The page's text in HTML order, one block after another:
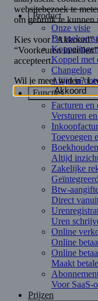
Product
Onze visie
De
Koppelingen
Koppel met
Changelog
Altijd in
Functies
Facturen en
Versturen
Toevoegen
Boekhouden
Altijd
Zakelijke
Btw-
Direct
Uren
Online
Online
Online
Maakt
Voor SaaS-
Prijzen